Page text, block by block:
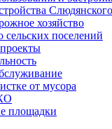
хозяйство
сельских поселений
от мусора
площадки